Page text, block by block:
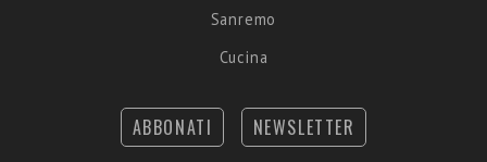
Sanremo
Cucina
ABBONATI NEWSLETTER